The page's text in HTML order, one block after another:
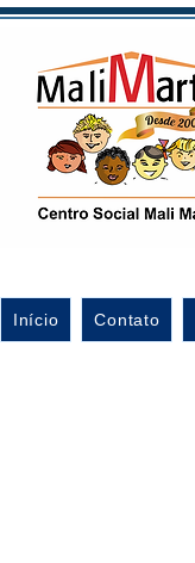
Início Contato